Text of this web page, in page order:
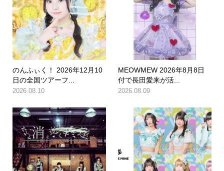
のんふぃく！ 2026年12月10
日の全国ツアーフ...
2026.08.10
MEOWMEW 2026年8月8日
付で長田愛来が活...
2026.08.09